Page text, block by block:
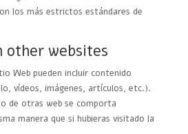
los más estrictos estándares de
other websites
Web pueden incluir contenido
vídeos, imágenes, artículos, etc.).
de otras web se comporta
manera que si hubieras visitado la